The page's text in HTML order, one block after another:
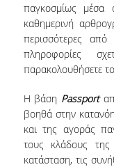
παγκοσμίως μέσα
καθημερινή
περισσότερες
πληροφορίες
παρακολουθήσετε το
Η βάση Passport
βοηθά στην
και της αγοράς
τους κλάδους της
κατάσταση, τις